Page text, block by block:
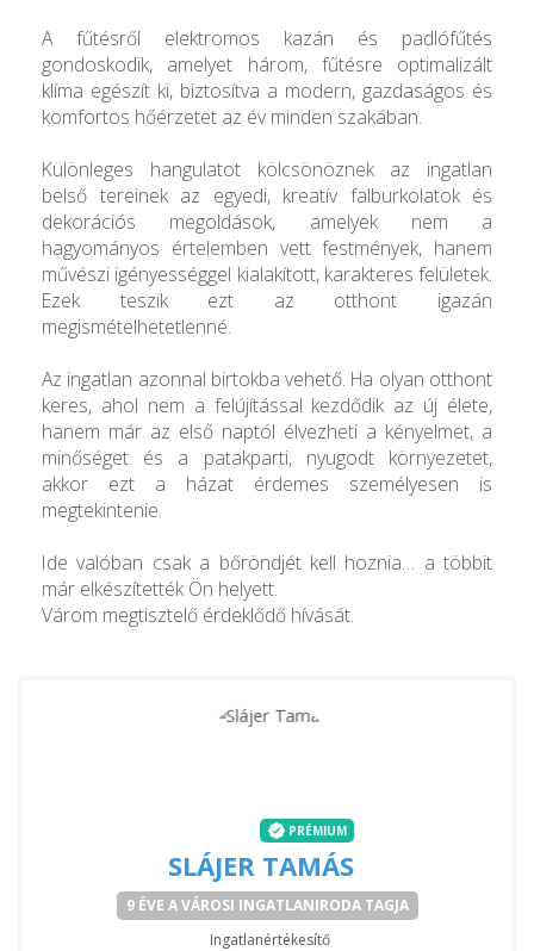
A fűtésről elektromos kazán és padlófűtés
gondoskodik, amelyet három, fűtésre optimalizált
klíma egészít ki, biztosítva a modern, gazdaságos és
komfortos hőérzetet az év minden szakában.
Különleges hangulatot kölcsönöznek az ingatlan
belső tereinek az egyedi, kreatív falburkolatok és
dekorációs megoldások, amelyek nem a
hagyományos értelemben vett festmények, hanem
művészi igényességgel kialakított, karakteres felületek.
Ezek teszik ezt az otthont igazán
megismételhetetlenné.
Az ingatlan azonnal birtokba vehető. Ha olyan otthont
keres, ahol nem a felújítással kezdődik az új élete,
hanem már az első naptól élvezheti a kényelmet, a
minőséget és a patakparti, nyugodt környezetet,
akkor ezt a házat érdemes személyesen is
megtekintenie.
Ide valóban csak a bőröndjét kell hoznia… a többit
már elkészítették Ön helyett.
Várom megtisztelő érdeklődő hívását.
PRÉMIUM
SLÁJER TAMÁS
9 ÉVE A VÁROSI INGATLANIRODA TAGJA
Ingatlanértékesítő